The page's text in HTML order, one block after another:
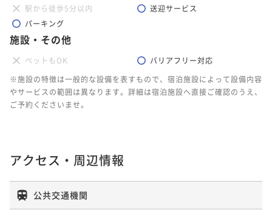
駅から徒歩5分以内
送迎サービス
パーキング
施設・その他
ペットもOK
バリアフリー対応
※施設の特徴は一般的な設備を表すもので、宿泊施設によって設備内容
やサービスの範囲は異なります。詳細は宿泊施設へ直接ご確認のうえ、
ご予約くださいませ。
アクセス・周辺情報
公共交通機関